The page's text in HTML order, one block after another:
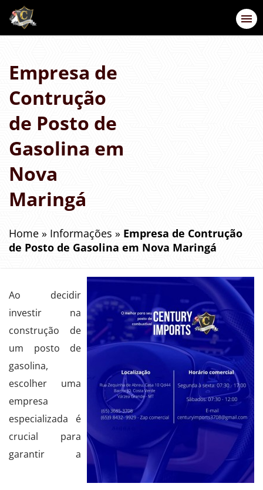
Empresa de
Contrução
de Posto de
Gasolina em
Nova
Maringá
Home » Informações » Empresa de Contrução
de Posto de Gasolina em Nova Maringá
Ao decidir
investir na
construção de
um posto de
gasolina,
escolher uma
empresa
especializada é
crucial para
garantir a